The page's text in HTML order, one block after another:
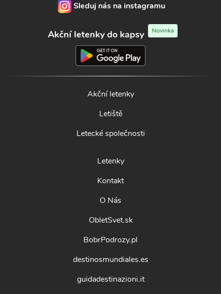
Sleduj nás na instagramu
Akční letenky do kapsy Novinka
Akční letenky
Letiště
Letecké společnosti
Letenky
Kontakt
O Nás
ObletSvet.sk
BobrPodrozy.pl
destinosmundiales.es
guidadestinazioni.it